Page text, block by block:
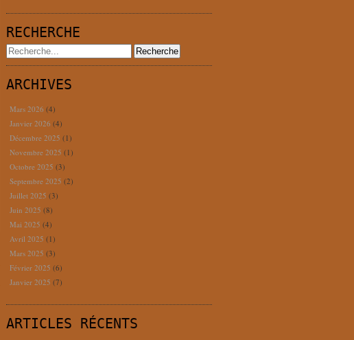
RECHERCHE
ARCHIVES
Mars 2026 (4)
Janvier 2026 (4)
Décembre 2025 (1)
Novembre 2025 (1)
Octobre 2025 (3)
Septembre 2025 (2)
Juillet 2025 (3)
Juin 2025 (8)
Mai 2025 (4)
Avril 2025 (1)
Mars 2025 (3)
Février 2025 (6)
Janvier 2025 (7)
ARTICLES RÉCENTS